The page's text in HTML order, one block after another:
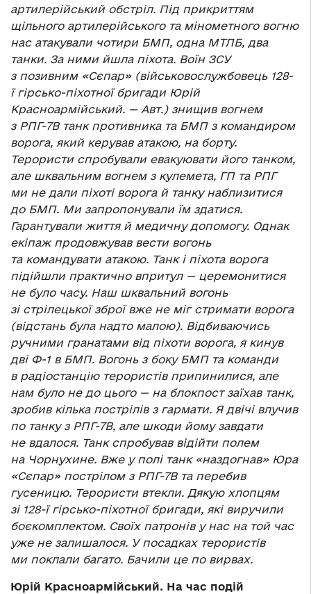
артилерійський обстріл. Під прикриттям
щільного артилерійського та мінометного вогню
нас атакували чотири БМП, одна МТЛБ, два
танки. За ними йшла піхота. Воїн ЗСУ
з позивним «Сєпар» (військовослужбовець 128-
ї гірсько-піхотної бригади Юрій
Красноармійський. — Авт.) знищив вогнем
з РПГ-7В танк противника та БМП з командиром
ворога, який керував атакою, на борту.
Терористи спробували евакуювати його танком,
але шквальним вогнем з кулемета, ГП та РПГ
ми не дали піхоті ворога й танку наблизитися
до БМП. Ми запропонували їм здатися.
Гарантували життя й медичну допомогу. Однак
екіпаж продовжував вести вогонь
та командувати атакою. Танк і піхота ворога
підійшли практично впритул — церемонитися
не було часу. Наш шквальний вогонь
зі стрілецької зброї вже не міг стримати ворога
(відстань була надто малою). Відбиваючись
ручними гранатами від піхоти ворога, я кинув
дві Ф-1 в БМП. Вогонь з боку БМП та команди
в радіостанцію терористів припинилися, але
нам було не до цього — на блокпост заїхав танк,
зробив кілька пострілів з гармати. Я двічі влучив
по танку з РПГ-7В, але шкоди йому завдати
не вдалося. Танк спробував відійти полем
на Чорнухине. Вже у полі танк «наздогнав» Юра
«Сєпар» пострілом з РПГ-7В та перебив
гусеницю. Терористи втекли. Дякую хлопцям
зі 128-ї гірсько-піхотної бригади, які виручили
боєкомплектом. Своїх патронів у нас на той час
уже не залишалося. У посадках терористів
ми поклали багато. Бачили це по вирвах.
Юрій Красноармійський. На час подій